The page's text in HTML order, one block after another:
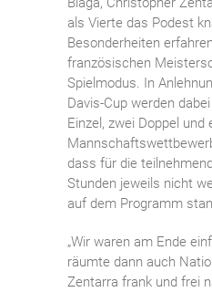
als Vierte das Podest
Besonderheiten
französischen
Spielmodus. In
Davis-Cup werden
Einzel, zwei Doppel und
dass für die
Stunden jeweils nicht
auf dem Programm
„Wir waren am Ende
räumte dann auch
Zentarra frank und frei